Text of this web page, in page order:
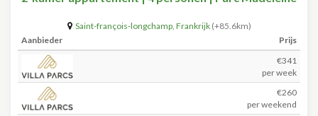
Saint-françois-longchamp, Frankrijk (+85.6km)
Aanbieder
Prijs
€341
per week
€260
per weekend